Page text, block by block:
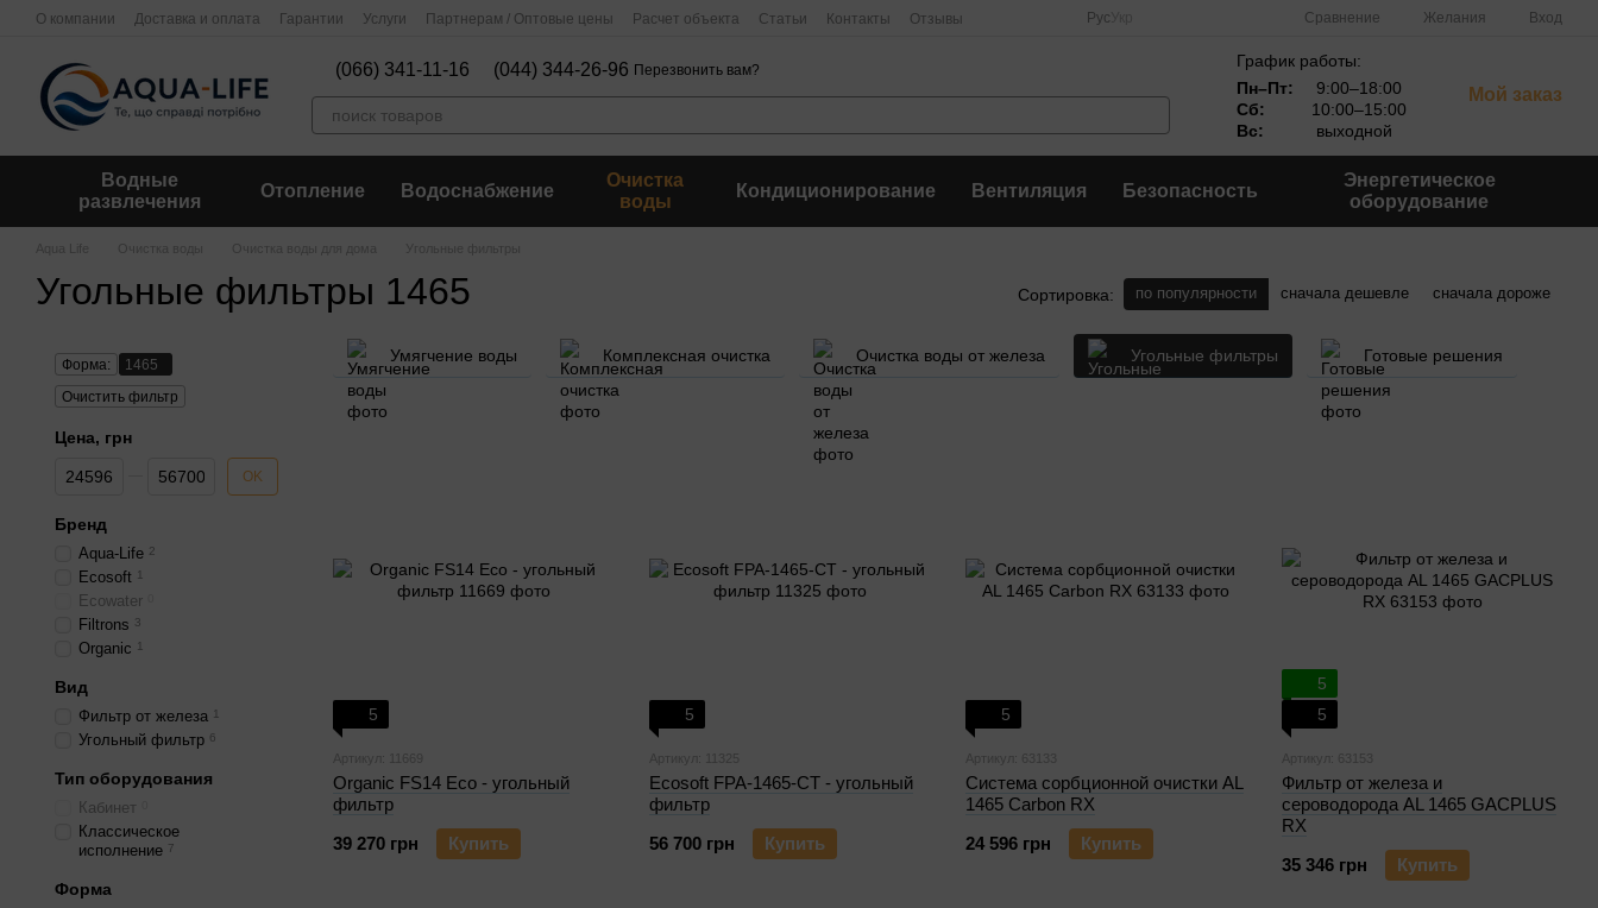
Перейти к основному контенту
О компании Доставка и оплата Гарантии Услуги Партнерам / Оптовые цены Расчет объекта Статьи Контакты Отзывы Рус Сравнение Желания Вход
(066) 341-11-16 (044) 344-26-96 Перезвонить вам?
График работы:
Пн–Пт:
9:00–18:00
Сб:
10:00–15:00
Вс:
выходной
Мой заказ
Водные
развлечения
Отопление Водоснабжение
Очистка
воды
Кондиционирование Вентиляция Безопасность
Энергетическое
оборудование
Aqua Life Очистка воды Очистка воды для дома Угольные фильтры
Угольные фильтры 1465 Сортировка: по популярности сначала дешевле сначала дороже
Умягчение воды Комплексная очистка Очистка воды от железа Угольные фильтры Готовые решения
5
Артикул: 11669
Organic FS14 Eco - угольный
фильтр
39 270 грн
Купить
5
Артикул: 11325
Ecosoft FPA-1465-CT - угольный
фильтр
56 700 грн
Купить
5
Артикул: 63133
Система сорбционной очистки AL
1465 Carbon RX
24 596 грн
Купить
5
5
Артикул: 63153
Фильтр от железа и
сероводорода AL 1465 GACPLUS
RX
35 346 грн
Купить
Форма:
1465
Очистить фильтр
Цена, грн
От Цена, грн
До Цена, грн OK
Бренд
Aqua-Life 2
Ecosoft 1
Ecowater
Filtrons 3
Organic 1
Вид
Фильтр от железа 1
Угольный фильтр 6
Тип оборудования
Кабинет
Классическое
исполнение 7
Форма